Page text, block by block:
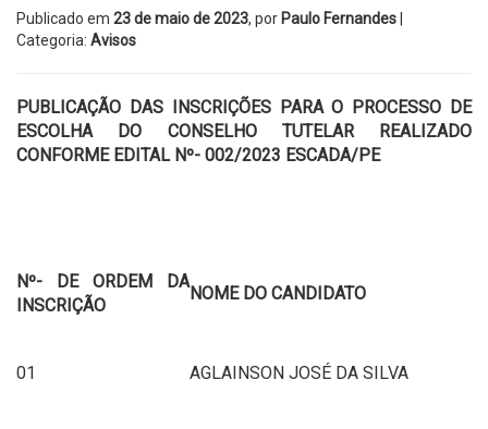
Publicado em 23 de maio de 2023, por Paulo Fernandes
Categoria: Avisos
PUBLICAÇÃO DAS INSCRIÇÕES PARA O PROCESSO DE
ESCOLHA DO CONSELHO TUTELAR REALIZADO
CONFORME EDITAL Nº- 002/2023 ESCADA/PE
Nº- DE ORDEM DA
INSCRIÇÃO
NOME DO CANDIDATO
01 AGLAINSON JOSÉ DA SILVA